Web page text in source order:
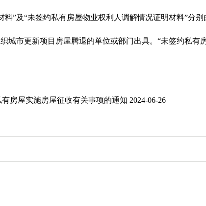
及“未签约私有房屋物业权利人调解情况证明材料”分别
市更新项目房屋腾退的单位或部门出具。“未签约私有
房屋实施房屋征收有关事项的通知 2024-06-26